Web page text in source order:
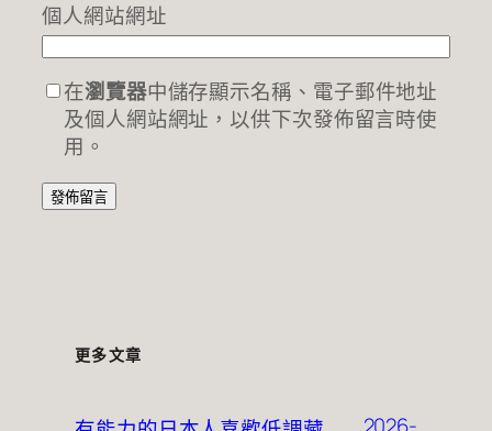
個人網站網址
在瀏覽器中儲存顯示名稱、電子郵件地址
及個人網站網址，以供下次發佈留言時使
用。
更多文章